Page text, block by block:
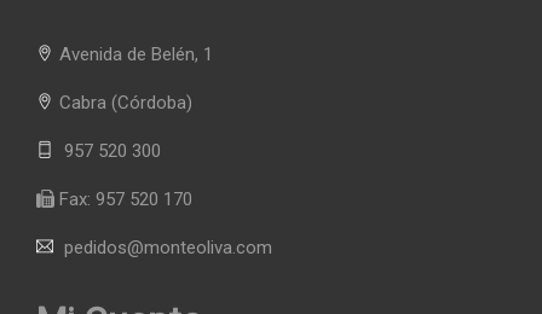
Avenida de Belén, 1
Cabra (Córdoba)
957 520 300
Fax: 957 520 170
pedidos@monteoliva.com